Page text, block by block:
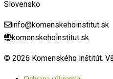
Slovensko
info@komenskehoinstitut.sk
komenskehoinstitut.sk
© 2026 Komenského inštitút.